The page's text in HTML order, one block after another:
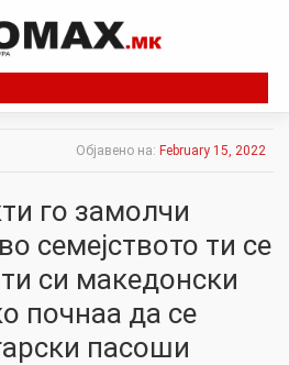
Објавено на: February 15, 2022
го замолчи
семејството ти се
си македонски
почнаа да се
пасоши